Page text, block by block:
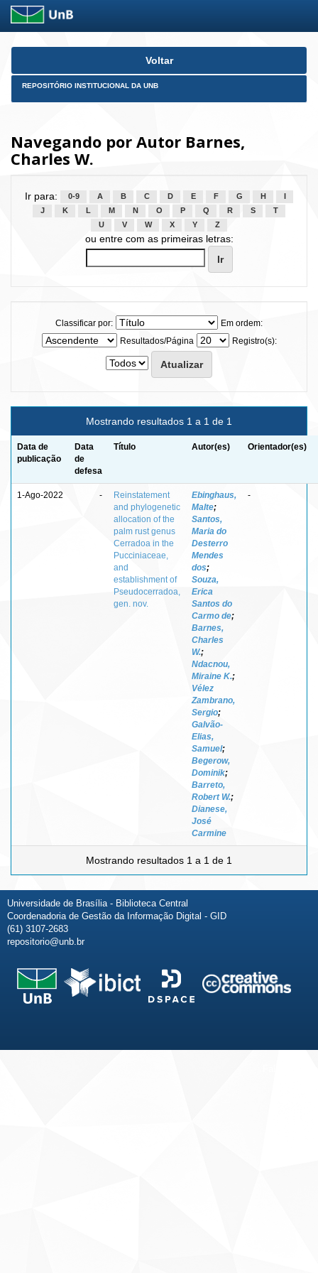
Skip
Voltar
REPOSITÓRIO INSTITUCIONAL DA UNB
Navegando por Autor Barnes,
Charles W.
Ir para: 0-9 A B C D E F G H
J
K L M N O P Q R S
T
U
V W X Y Z
ou entre com as primeiras letras:
Classificar por:
Em ordem:
Resultados/Página
Registro(s):
Mostrando resultados 1 a 1 de 1
Data de
publicação
Data
de
defesa
Título Autor(es) Orientador(es)
1-Ago-2022 -
Reinstatement
and phylogenetic
allocation of the
palm rust genus
Cerradoa in the
Pucciniaceae,
and
establishment of
Pseudocerradoa,
gen. nov.
Ebinghaus,
Malte;
Santos,
Maria do
Desterro
Mendes
dos;
Souza,
Erica
Santos do
Carmo de;
Barnes,
Charles
W.;
Ndacnou,
Miraine K.;
Vélez
Zambrano,
Sergio;
Galvão-
Elias,
Samuel;
Begerow,
Dominik;
Barreto,
Robert W.;
Dianese,
José
Carmine
-
Mostrando resultados 1 a 1 de 1
Universidade de Brasília - Biblioteca Central
Coordenadoria de Gestão da Informação Digital - GID
(61) 3107-2683
repositorio@unb.br